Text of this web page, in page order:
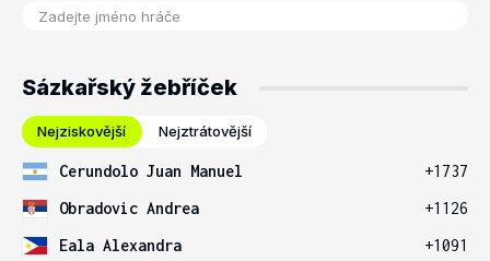
Sázkařský žebříček
Nejziskovější Nejztrátovější
Cerundolo Juan Manuel
+1737
Obradovic Andrea
+1126
Eala Alexandra
+1091